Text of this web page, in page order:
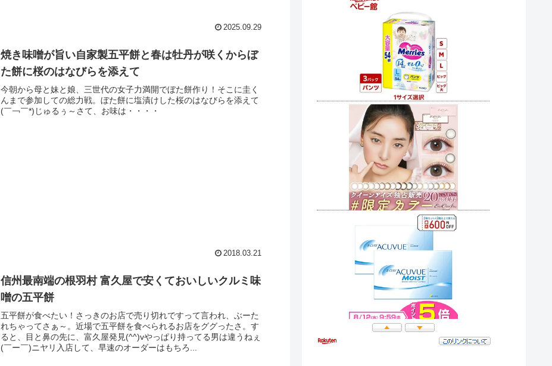
2025.09.29
焼き味噌が旨い自家製五平餅と春は牡丹が咲くからぼ
た餅に桜のはなびらを添えて
今朝から母と妹と娘、三世代の女子力満開でぼた餅作り！そこに圭く
んまで参加しての総力戦。ぼた餅に塩漬けした桜のはなびらを添えて
(￣￢￣*)じゅるぅ～さて、お味は・・・・
2018.03.21
信州最南端の根羽村 富久屋で安くておいしいクルミ味
噌の五平餅
五平餅が食べたい！さっきのお店で売り切れですって言われ、ぶーた
れちゃってさぁ～。近場で五平餅を食べられるお店をググったさ。す
ると、目と鼻の先に、富久屋発見(^^)vやっぱり持ってる男は違うねぇ
(￣ー￣)ニヤリ入店して、早速のオーダーはもちろ...